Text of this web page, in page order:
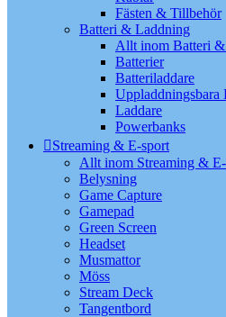
Fästen & Tillbehör
Batteri & Laddning
Allt inom Batteri
Batterier
Batteriladdare
Uppladdningsbara
Laddare
Powerbanks
Streaming & E-sport
Allt inom Streaming &
Belysning
Game Capture
Gamepad
Green Screen
Headset
Musmattor
Möss
Stream Deck
Tangentbord